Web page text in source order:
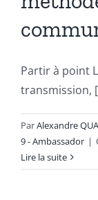
Partir à point
transmission,
ParAlexandre
9 - Ambassador |
Lire la suite